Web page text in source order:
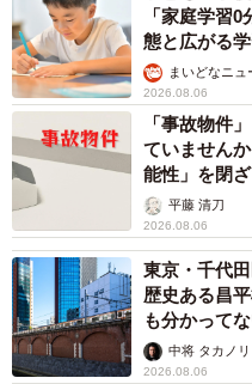
お母さん」、そしてこの
はいつまでもお母さんです
いるお母さんが、現代のお
への「おかえり、お母さん
に帰り着くという意味で
―漫画が広く読まれています
「驚いています。漫画を読
ます。みなさんの感想もと
ら仏前に「バズったよ」と
「家庭学習
態と広がる
まいどなニュ
2026.08.06
「事故物件
ていません
能性」を閉
平藤 清刀
2026.08.06
東京・千代
歴史ある昌
も分かって
して」中将 タカノリ
2026.08.06